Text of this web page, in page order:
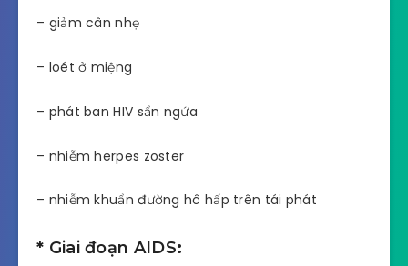
– giảm cân nhẹ
– loét ở miệng
– phát ban HIV sẩn ngứa
– nhiễm herpes zoster
– nhiễm khuẩn đường hô hấp trên tái phát
* Giai đoạn AIDS: